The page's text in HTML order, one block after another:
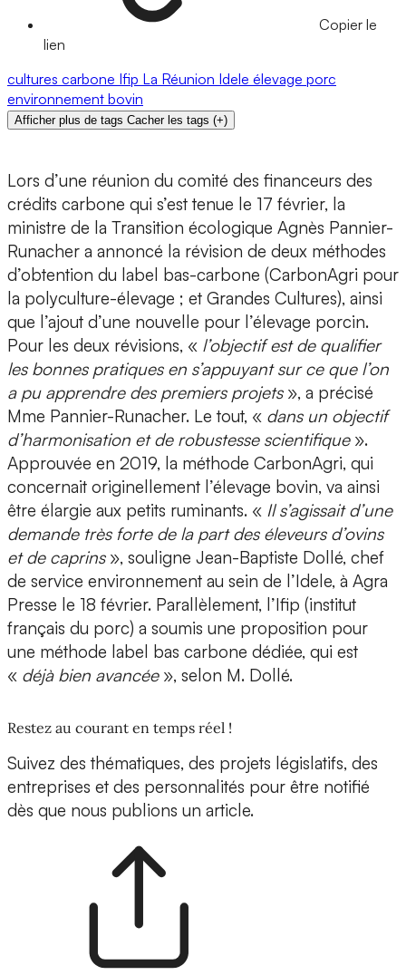
Copier le
lien
cultures carbone Ifip La Réunion Idele élevage porc
environnement bovin
Afficher plus de tags Cacher les tags (+)
Lors d’une réunion du comité des financeurs des
crédits carbone qui s’est tenue le 17 février, la
ministre de la Transition écologique Agnès Pannier-
Runacher a annoncé la révision de deux méthodes
d’obtention du label bas-carbone (CarbonAgri pour
la polyculture-élevage ; et Grandes Cultures), ainsi
que l’ajout d’une nouvelle pour l’élevage porcin.
Pour les deux révisions, « l’objectif est de qualifier
les bonnes pratiques en s’appuyant sur ce que l’on
a pu apprendre des premiers projets», a précisé
Mme Pannier-Runacher. Le tout, « dans un objectif
d’harmonisation et de robustesse scientifique».
Approuvée en 2019, la méthode CarbonAgri, qui
concernait originellement l’élevage bovin, va ainsi
être élargie aux petits ruminants. « Il s’agissait d’une
demande très forte de la part des éleveurs d’ovins
et de caprins», souligne Jean-Baptiste Dollé, chef
de service environnement au sein de l’Idele, à Agra
Presse le 18 février. Parallèlement, l’Ifip (institut
français du porc) a soumis une proposition pour
une méthode label bas carbone dédiée, qui est
« déjà bien avancée », selon M. Dollé.
Restez au courant en temps réel !
Suivez des thématiques, des projets législatifs, des
entreprises et des personnalités pour être notifié
dès que nous publions un article.